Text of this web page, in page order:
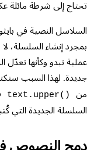
تحتاج إلى شرطة مائلة
السلاسل النصية في
بمجرد إنشاء السلسلة،
عملية تبدو وكأنها
جديدة. لهذا السبب
من
text.upper()
السلسلة الجديدة التي
دمج النصوص في